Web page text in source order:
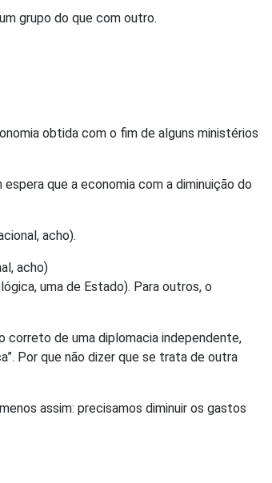
grupo do que com outro.
obtida com o fim de alguns ministérios
que a economia com a diminuição do
acho).
acho)
uma de Estado). Para outros, o
correto de uma diplomacia independente,
Por que não dizer que se trata de outra
assim: precisamos diminuir os gastos